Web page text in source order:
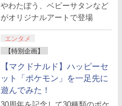
やわたぼう、ベビーサタンなど
がオリジナルアートで登場
エンタメ
【特別企画】
【マクドナルド】ハッピーセ
ット「ポケモン」を一足先に
遊んでみた！